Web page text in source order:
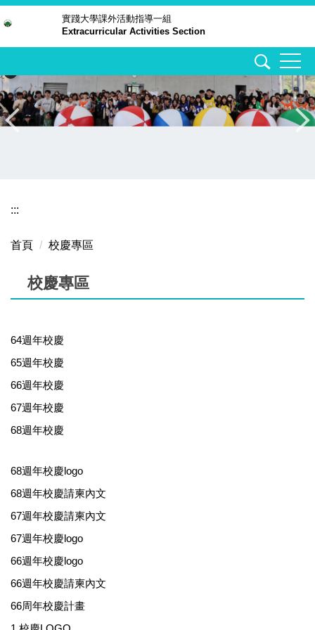
主
內
容
區
實踐大學課外活動指導一組
Extracurricular Activities Section
:::
首頁 校慶專區
校慶專區
64週年校慶
65週年校慶
66週年校慶
67週年校慶
68週年校慶
68週年校慶logo
68週年校慶請柬內文
67週年校慶請柬內文
67週年校慶logo
66週年校慶logo
66週年校慶請柬內文
66周年校慶計畫